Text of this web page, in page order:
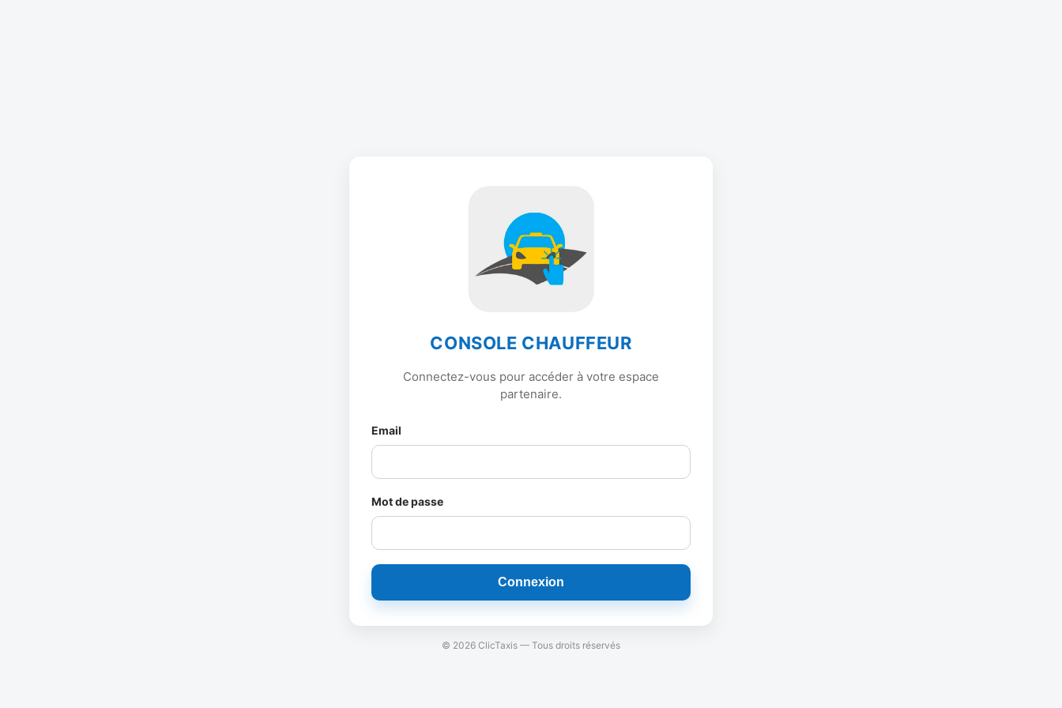
CONSOLE CHAUFFEUR
Connectez-vous pour accéder à votre espace
partenaire.
Email
Mot de passe
Connexion
© 2026 ClicTaxis — Tous droits réservés